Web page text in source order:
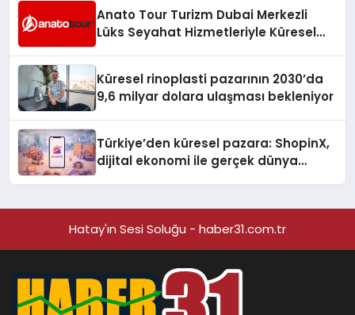
Anato Tour Turizm Dubai Merkezli
Lüks Seyahat Hizmetleriyle Küresel
Küresel rinoplasti pazarının 2030’da
9,6 milyar dolara ulaşması bekleniyor
Türkiye’den küresel pazara: ShopinX,
dijital ekonomi ile gerçek dünya
Hatay'ın Sesi Soluğu - haber31.com.tr